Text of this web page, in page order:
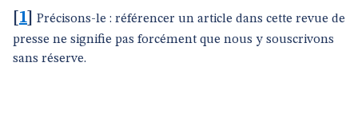
1
Précisons-le : référencer un article dans cette revue de
presse ne signifie pas forcément que nous y souscrivons
sans réserve.